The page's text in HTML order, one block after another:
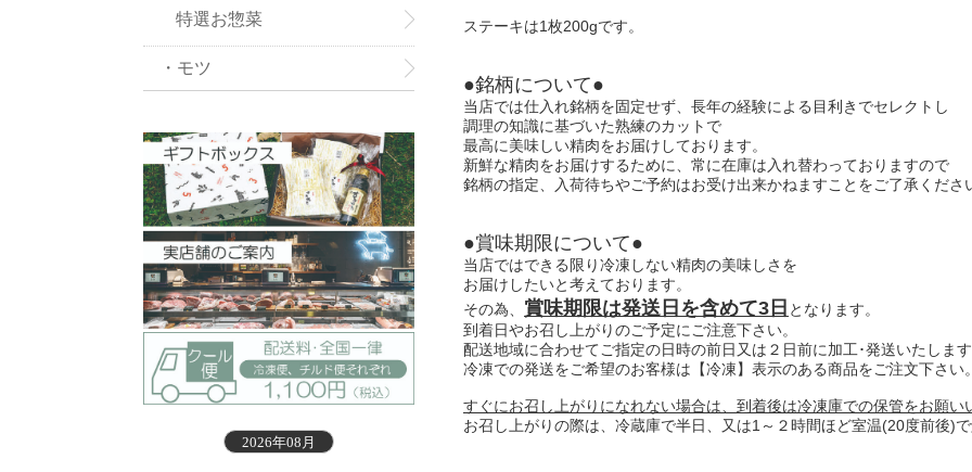
ステーキは1枚200gです。
●銘柄について●
当店では仕入れ銘柄を固定せず、長年の経験による目利きでセレクトし
調理の知識に基づいた熟練のカットで
最高に美味しい精肉をお届けしております。
新鮮な精肉をお届けするために、常に在庫は入れ替わっておりますので
銘柄の指定、入荷待ちやご予約はお受け出来かねますことをご了承くださ
●賞味期限について●
当店ではできる限り冷凍しない精肉の美味しさを
お届けしたいと考えております。
その為、 賞味期限は発送日を含めて3日 となります。
到着日やお召し上がりのご予定にご注意下さい。
配送地域に合わせてご指定の日時の前日又は２日前に加工･発送いたしま
冷凍での発送をご希望のお客様は【冷凍】表示のある商品をご注文下さい
すぐにお召し上がりになれない場合は、到着後は冷凍庫での保管をお願い
お召し上がりの際は、冷蔵庫で半日、又は1～２時間ほど室温(20度前後)
特選お惣菜
・モツ
2026年08月